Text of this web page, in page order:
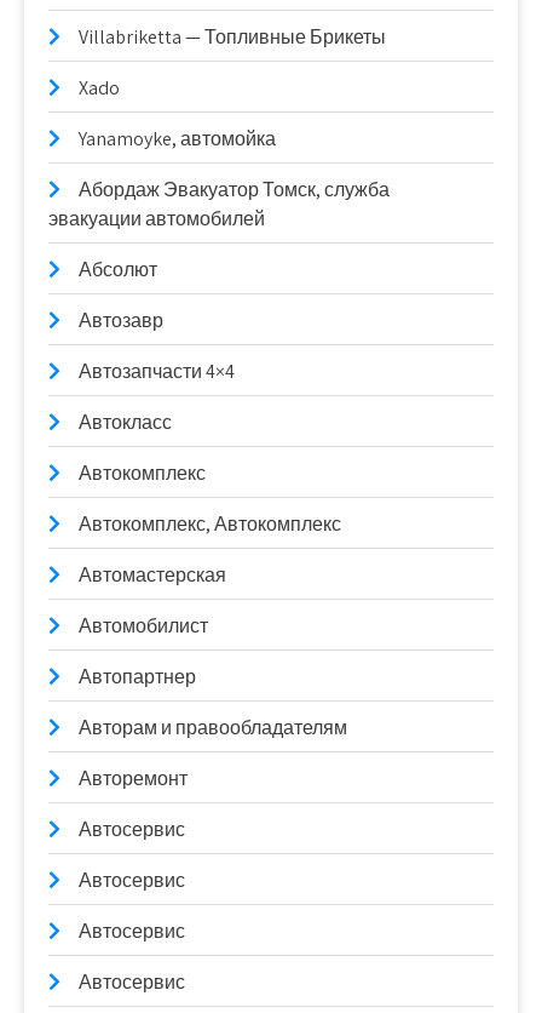
Villabriketta — Топливные Брикеты
Xado
Yanamoyke, автомойка
Абордаж Эвакуатор Томск, служба
эвакуации автомобилей
Абсолют
Автозавр
Автозапчасти 4×4
Автокласс
Автокомплекс
Автокомплекс, Автокомплекс
Автомастерская
Автомобилист
Автопартнер
Авторам и правообладателям
Авторемонт
Автосервис
Автосервис
Автосервис
Автосервис